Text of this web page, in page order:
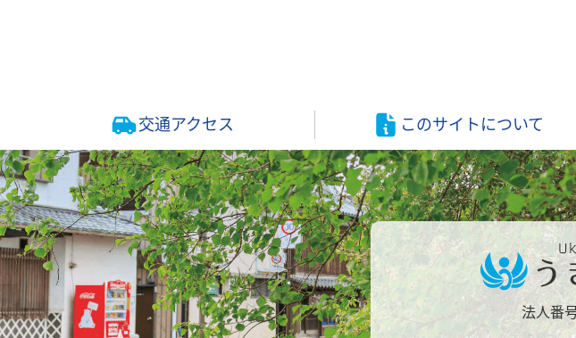
交通アクセス このサイトについて
法人番